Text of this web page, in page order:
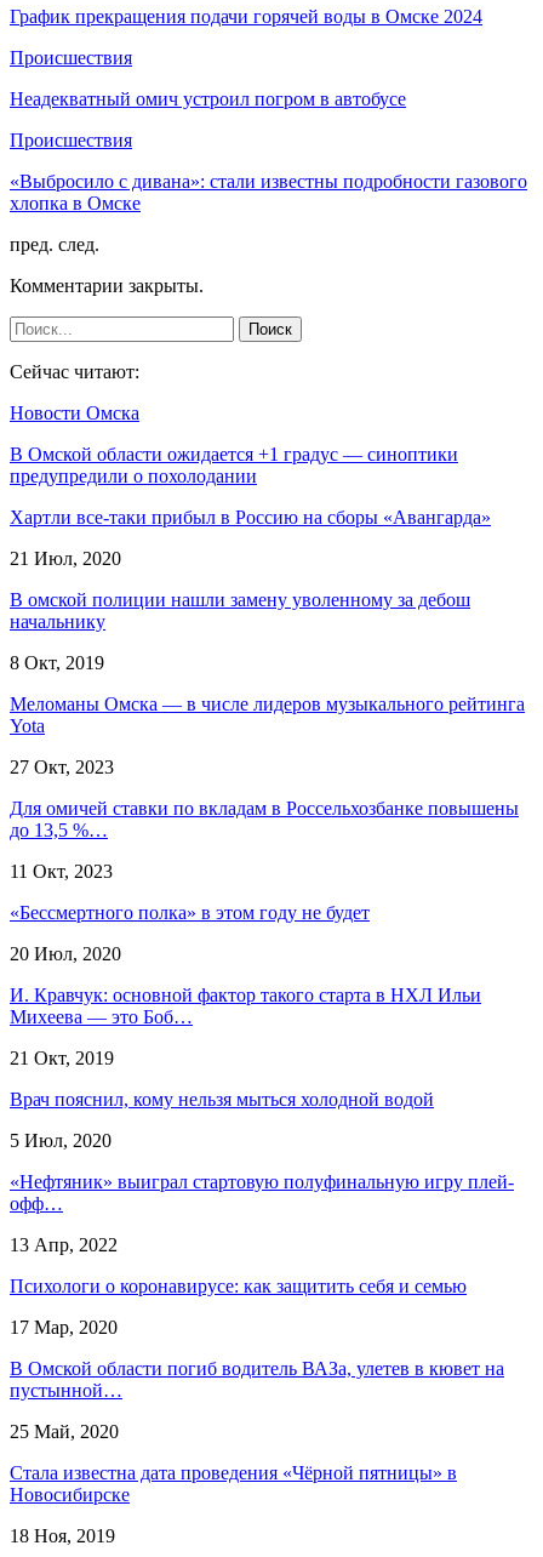
График прекращения подачи горячей воды в Омске 2024
Происшествия
Неадекватный омич устроил погром в автобусе
Происшествия
«Выбросило с дивана»: стали известны подробности газового
хлопка в Омске
пред. след.
Комментарии закрыты.
Сейчас читают:
Новости Омска
В Омской области ожидается +1 градус — синоптики
предупредили о похолодании
Хартли все-таки прибыл в Россию на сборы «Авангарда»
21 Июл, 2020
В омской полиции нашли замену уволенному за дебош
начальнику
8 Окт, 2019
Меломаны Омска — в числе лидеров музыкального рейтинга
Yota
27 Окт, 2023
Для омичей ставки по вкладам в Россельхозбанке повышены
до 13,5 %…
11 Окт, 2023
«Бессмертного полка» в этом году не будет
20 Июл, 2020
И. Кравчук: основной фактор такого старта в НХЛ Ильи
Михеева — это Боб…
21 Окт, 2019
Врач пояснил, кому нельзя мыться холодной водой
5 Июл, 2020
«Нефтяник» выиграл стартовую полуфинальную игру плей-
офф…
13 Апр, 2022
Психологи о коронавирусе: как защитить себя и семью
17 Мар, 2020
В Омской области погиб водитель ВАЗа, улетев в кювет на
пустынной…
25 Май, 2020
Стала известна дата проведения «Чёрной пятницы» в
Новосибирске
18 Ноя, 2019